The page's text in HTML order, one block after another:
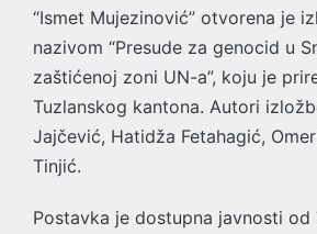
“Ismet Mujezinović” otvorena je
nazivom “Presude za genocid u
zaštićenoj zoni UN-a”, koju je
Tuzlanskog kantona. Autori
Jajčević, Hatidža Fetahagić,
Tinjić.
Postavka je dostupna javnosti od